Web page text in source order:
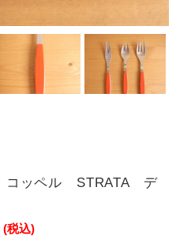
コッペル STRATA デ
(税込)